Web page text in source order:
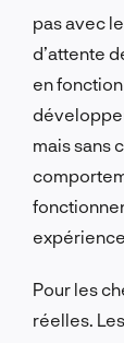
pas avec
d’attente
en
mais sans
Pour les
réelles.